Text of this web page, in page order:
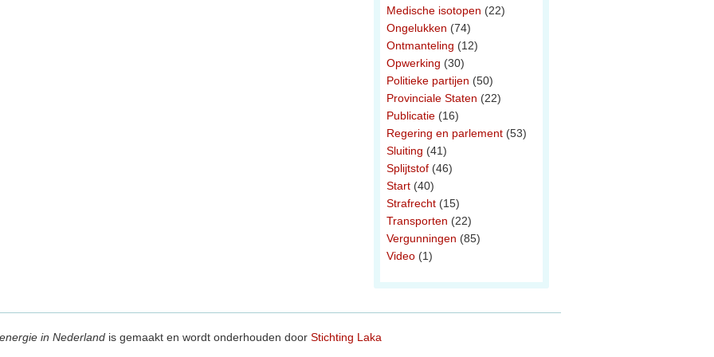
Medische isotopen (22)
Ongelukken (74)
Ontmanteling (12)
Opwerking (30)
Politieke partijen (50)
Provinciale Staten (22)
Publicatie (16)
Regering en parlement (53)
Sluiting (41)
Splijtstof (46)
Start (40)
Strafrecht (15)
Transporten (22)
Vergunningen (85)
Video (1)
in Nederland is gemaakt en wordt onderhouden door Stichting Laka